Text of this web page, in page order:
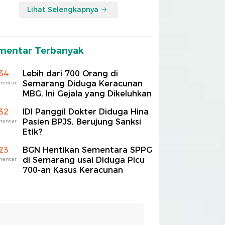
Lihat Selengkapnya
Terbanyak
Lebih dari 700 Orang di
Semarang Diduga Keracunan
MBG, Ini Gejala yang Dikeluhkan
IDI Panggil Dokter Diduga Hina
Pasien BPJS, Berujung Sanksi
Etik?
BGN Hentikan Sementara SPPG
di Semarang usai Diduga Picu
700-an Kasus Keracunan